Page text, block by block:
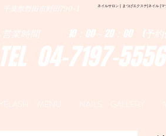
ネイルサロン | まつげエクステ|ネイル |
千葉県野田市野田790-1
TEL 04-7197-5556
営業時間 10：00～20：00 (予約